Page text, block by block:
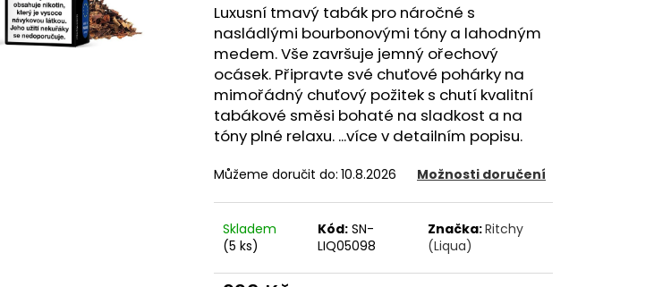
Luxusní tmavý tabák pro náročné s
nasládlými bourbonovými tóny a lahodným
medem. Vše završuje jemný ořechový
ocásek. Připravte své chuťové pohárky na
mimořádný chuťový požitek s chutí kvalitní
tabákové směsi bohaté na sladkost a na
tóny plné relaxu. ...více v detailním popisu.
Můžeme doručit do: 10.8.2026 Možnosti doručení
Skladem
(5 ks)
Kód: SN-
LIQ05098
Značka:Ritchy
(Liqua)
Následující
ELF BAR ELFA POD - PŘEDNAPLNĚNÁ
CARTRIDGE - WATERMELON - 20MG -